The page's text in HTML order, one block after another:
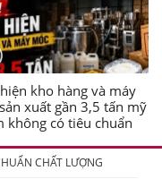
kho hàng và máy
xuất gần 3,5 tấn mỹ
không có tiêu chuẩn
CHẤT LƯỢNG